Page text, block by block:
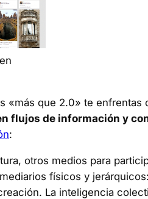
«más que 2.0» te
flujos de información y
:
otros medios para
físicos y
La inteligencia